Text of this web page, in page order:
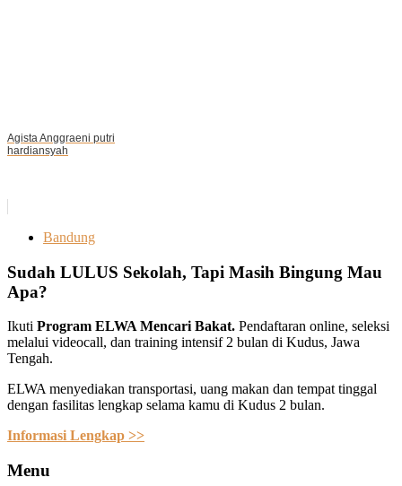
Agista Anggraeni putri
hardiansyah
Bandung
Sudah LULUS Sekolah, Tapi Masih Bingung Mau
Apa?
Ikuti Program ELWA Mencari Bakat. Pendaftaran online, seleksi
melalui videocall, dan training intensif 2 bulan di Kudus, Jawa
Tengah.
ELWA menyediakan transportasi, uang makan dan tempat tinggal
dengan fasilitas lengkap selama kamu di Kudus 2 bulan.
Informasi Lengkap >>
Menu